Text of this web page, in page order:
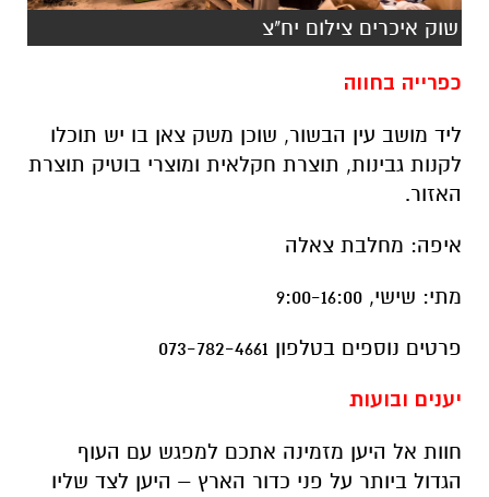
שוק איכרים צילום יח"צ
כפרייה בחווה
ליד מושב עין הבשור, שוכן משק צאן בו יש תוכלו
לקנות גבינות, תוצרת חקלאית ומוצרי בוטיק תוצרת
האזור.
איפה: מחלבת צאלה
מתי: שישי, 9:00-16:00
פרטים נוספים בטלפון 073-782-4661
יענים ובועות
חוות אל היען מזמינה אתכם למפגש עם העוף
הגדול ביותר על פני כדור הארץ – היען לצד שליו